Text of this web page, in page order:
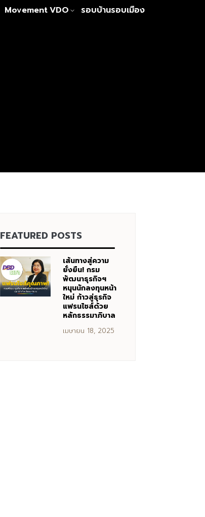
MovementVDO รอบบ้านรอบเมือง
FEATURED POSTS
เส้นทางสู่ความ
ยั่งยืน! กรม
พัฒนาธุรกิจฯ
หนุนนักลงทุนหน้า
ใหม่ ก้าวสู่ธุรกิจ
แฟรนไชส์ด้วย
หลักธรรมาภิบาล
เมษายน 18, 2025